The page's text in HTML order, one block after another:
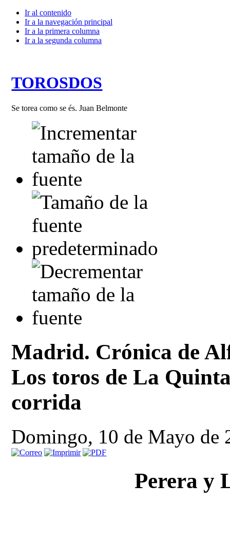
Ir al contenido
Ir a la navegación principal
Ir a la primera columna
Ir a la segunda columna
TOROSDOS
Se torea como se és. Juan Belmonte
Madrid. Crónica de
Los toros de La
corrida
Domingo, 10 de Mayo de
Perera y